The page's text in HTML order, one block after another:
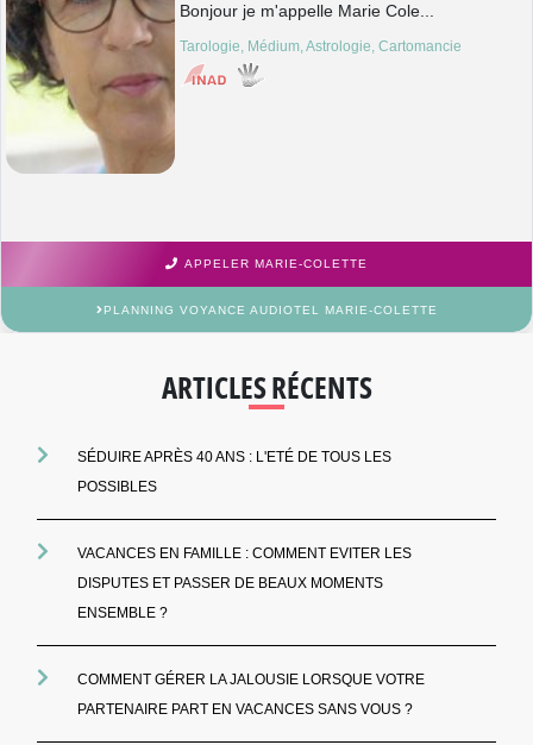
Bonjour je m'appelle Marie Cole...
Tarologie, Médium, Astrologie, Cartomancie
APPELER MARIE-COLETTE
PLANNING VOYANCE AUDIOTEL MARIE-COLETTE
ARTICLES RÉCENTS
SÉDUIRE APRÈS 40 ANS : L'ETÉ DE TOUS LES
POSSIBLES
VACANCES EN FAMILLE : COMMENT EVITER LES
DISPUTES ET PASSER DE BEAUX MOMENTS
ENSEMBLE ?
COMMENT GÉRER LA JALOUSIE LORSQUE VOTRE
PARTENAIRE PART EN VACANCES SANS VOUS ?